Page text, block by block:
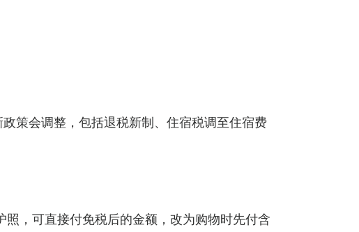
策会调整，包括退税新制、住宿税调至住宿费
，可直接付免税后的金额，改为购物时先付含